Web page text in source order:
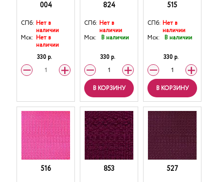
004
СПб: Нет в
наличии
Мск: Нет в
наличии
330 р.
824
СПб: Нет в
наличии
Мск:
В наличии
330 р.
В КОРЗИНУ
515
СПб: Нет в
наличии
Мск:
В наличии
330 р.
В КОРЗИНУ
516 853 527